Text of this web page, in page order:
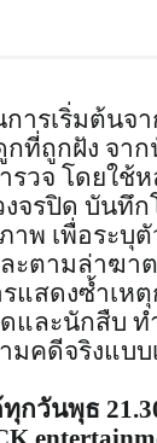
ารเริ่มต้นจ
กที่ถูกฝัง จา
รวจ โดยใช้
งจรปิด บันทึ
พ เพื่อระบุ
ะตามล่าฆาต
รแสดงซ้ำเห
และนักสืบ ท
มคดีจริงแบบ
วันพุธ